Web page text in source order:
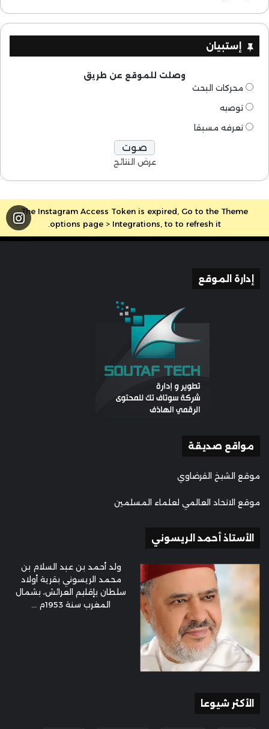
إستبيان
وصلت للموقع عن طريق
محركات البحث
توصيه
تعرفه مسبقا
عرض النتائج
The Instagram Access Token is expired, Go to the Theme
options page > Integrations, to to refresh it.
إدارة الموقع
مواقع صديقة
موقع الشيخ القرضاوي
موقع الاتحاد العالمي لعلماء المسلمين
الأستاذ أحمد الريسوني
ولد أحمد بن عبد السلام بن
محمد الريسوني بقرية أولاد
سلطان بإقليم العرائش، بشمال
المغرب سنة 1953م ...
الأكثر شيوعا